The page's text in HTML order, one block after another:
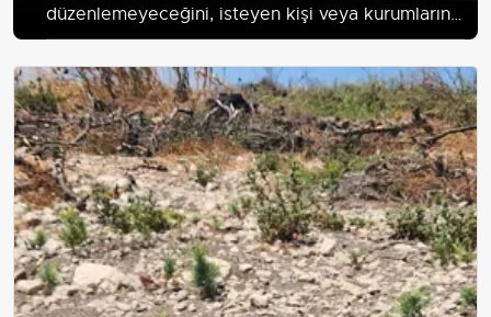
düzenlemeyeceğini, isteyen kişi veya kurumların
yasal çerçevede organizasyon
düzenleyebileceğini söyledi.